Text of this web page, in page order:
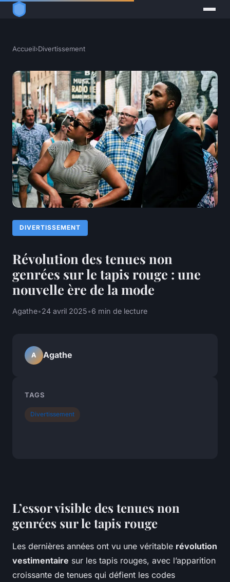
Accueil›Divertissement
DIVERTISSEMENT
Révolution des tenues non
genrées sur le tapis rouge : une
nouvelle ère de la mode
Agathe•24 avril 2025•6 min de lecture
L’essor visible des tenues non
genrées sur le tapis rouge
Les dernières années ont vu une véritable révolution
vestimentaire sur les tapis rouges, avec l’apparition
croissante de tenues qui défient les codes
A Agathe
TAGS
Divertissement